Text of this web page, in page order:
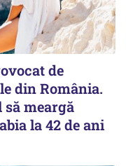
de
din România.
meargă
la 42 de ani